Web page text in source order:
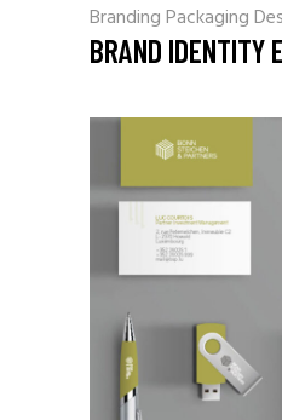
BrandingPackaging
BRAND IDENTITY